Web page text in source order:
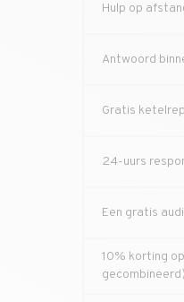
Hulp op
Antwoord
Gratis
24-uurs
Een gratis
10% korting
gecombineerd)